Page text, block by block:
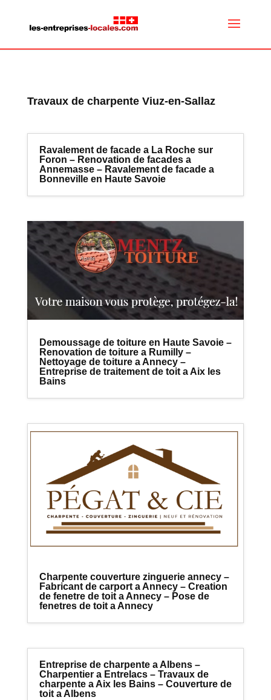
Travaux de charpente Viuz-en-Sallaz
Ravalement de facade a La Roche sur
Foron – Renovation de facades a
Annemasse – Ravalement de facade a
Bonneville en Haute Savoie
Demoussage de toiture en Haute Savoie –
Renovation de toiture a Rumilly –
Nettoyage de toiture a Annecy –
Entreprise de traitement de toit a Aix les
Bains
Charpente couverture zinguerie annecy –
Fabricant de carport a Annecy – Creation
de fenetre de toit a Annecy – Pose de
fenetres de toit a Annecy
Entreprise de charpente a Albens –
Charpentier a Entrelacs – Travaux de
charpente a Aix les Bains – Couverture de
toit a Albens